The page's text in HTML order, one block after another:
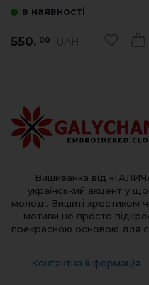
в наявності
550. 00 UAH
Вишиванка від
український акцент у
молоді. Вишиті хрестиком
мотиви не просто
прекрасною основою для
Контактна інформація